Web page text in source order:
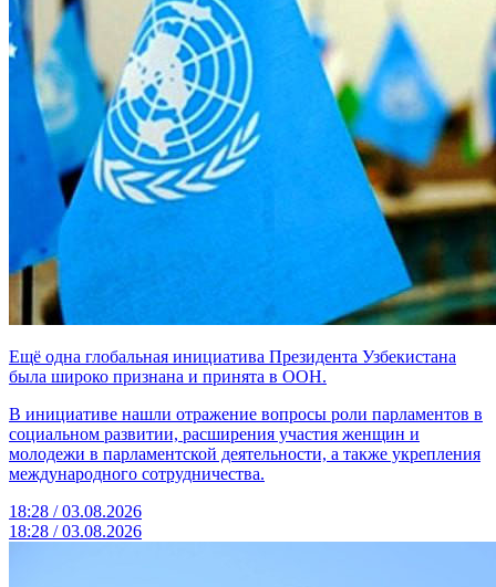
Ещё одна глобальная инициатива Президента Узбекистана
была широко признана и принята в ООН.
В инициативе нашли отражение вопросы роли парламентов в
социальном развитии, расширения участия женщин и
молодежи в парламентской деятельности, а также укрепления
международного сотрудничества.
18:28 / 03.08.2026
18:28 / 03.08.2026